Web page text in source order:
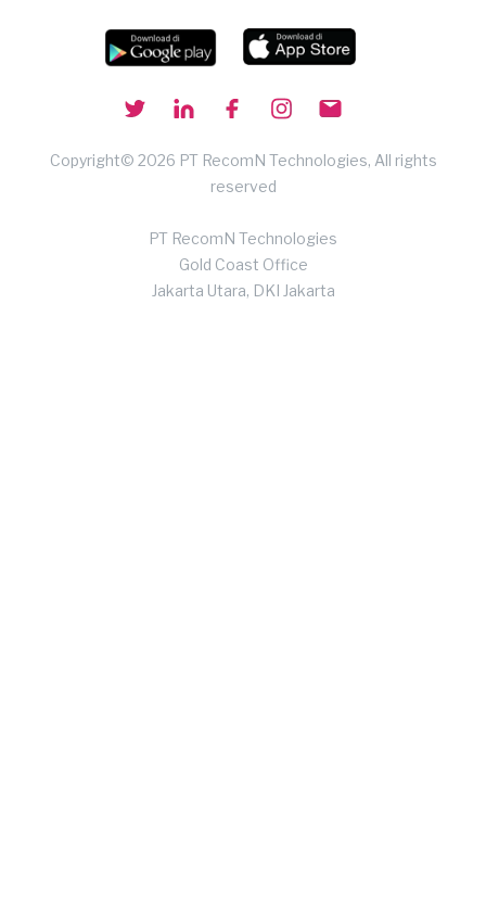
Copyright© 2026 PT RecomN Technologies, All rights
reserved
PT RecomN Technologies
Gold Coast Office
Jakarta Utara, DKI Jakarta